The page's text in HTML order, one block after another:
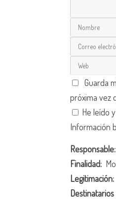
Guarda
próxima vez
He leído
Información
Responsable:
Finalidad:
Legitimación: